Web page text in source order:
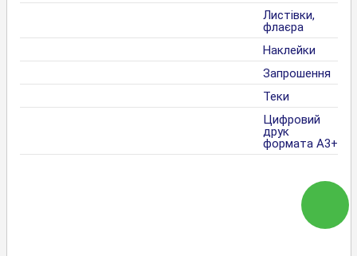
Листівки,
флаєра
Наклейки
Запрошення
Теки
Цифровий
друк
формата А3+